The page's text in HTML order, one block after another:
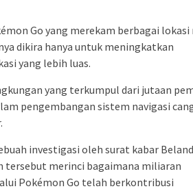
Go yang merekam berbagai lokasi
dikira hanya untuk meningkatkan
yang lebih luas.
yang terkumpul dari jutaan
pengembangan sistem navigasi
investigasi oleh surat kabar
tersebut merinci bagaimana miliaran
Pokémon Go telah berkontribusi